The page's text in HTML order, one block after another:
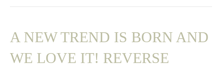
A NEW TREND IS BORN AND
WE LOVE IT! REVERSE